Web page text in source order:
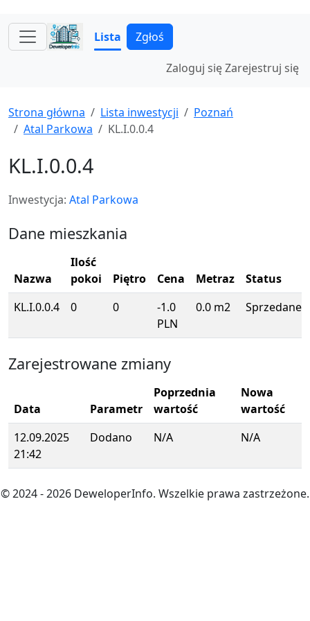
Lista Zgłoś
Zaloguj sięZarejestruj się
Strona główna Lista inwestycji
Poznań
Atal Parkowa
KL.I.0.0.4
KL.I.0.0.4
Inwestycja: Atal Parkowa
Dane mieszkania
Nazwa
Ilość
pokoi
Piętro Cena Metraz
Status
KL.I.0.0.4
0 0
-1.0
PLN
0.0 m2 Sprzedane
Zarejestrowane zmiany
Data Parametr
Poprzednia
wartość
Nowa
wartość
12.09.2025
21:42
Dodano N/A N/A
© 2024- 2026 DeweloperInfo. Wszelkie prawa zastrzeżone.